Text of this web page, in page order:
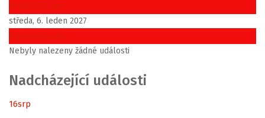
Předchozí den
středa, 6. leden 2027
Následující den
Nebyly nalezeny žádné události
Nadcházející události
16srp